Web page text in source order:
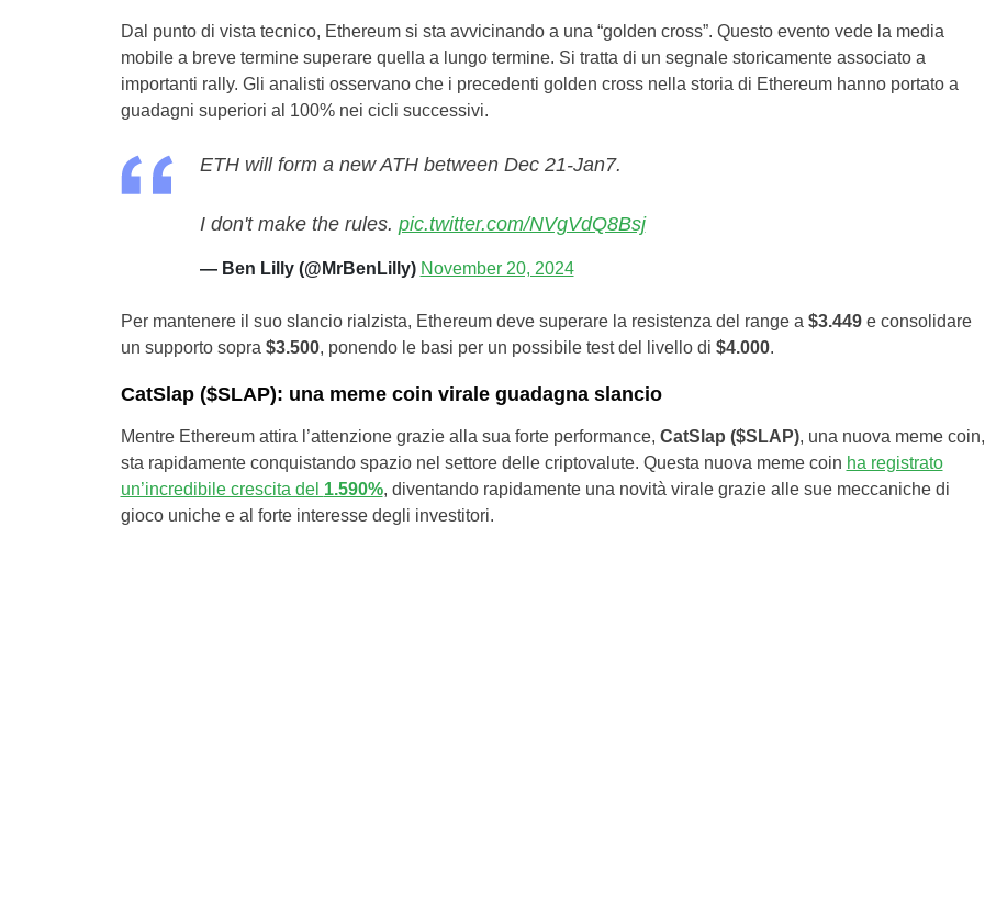
Dal punto di vista tecnico, Ethereum si sta avvicinando a una “golden cross”. Questo evento vede la media
mobile a breve termine superare quella a lungo termine. Si tratta di un segnale storicamente associato a
importanti rally. Gli analisti osservano che i precedenti golden cross nella storia di Ethereum hanno portato a
guadagni superiori al 100% nei cicli successivi.
ETH will form a new ATH between Dec 21-Jan7.
I don't make the rules. pic.twitter.com/NVgVdQ8Bsj
— Ben Lilly (@MrBenLilly) November 20, 2024
Per mantenere il suo slancio rialzista, Ethereum deve superare la resistenza del range a $3.449e consolidare
un supporto sopra $3.500, ponendo le basi per un possibile test del livello di $4.000.
CatSlap ($SLAP): una meme coin virale guadagna slancio
Mentre Ethereum attira l’attenzione grazie alla sua forte performance, CatSlap ($SLAP), una nuova meme coin,
sta rapidamente conquistando spazio nel settore delle criptovalute. Questa nuova meme coin ha registrato
un’incredibile crescita del 1.590%, diventando rapidamente una novità virale grazie alle sue meccaniche di
gioco uniche e al forte interesse degli investitori.